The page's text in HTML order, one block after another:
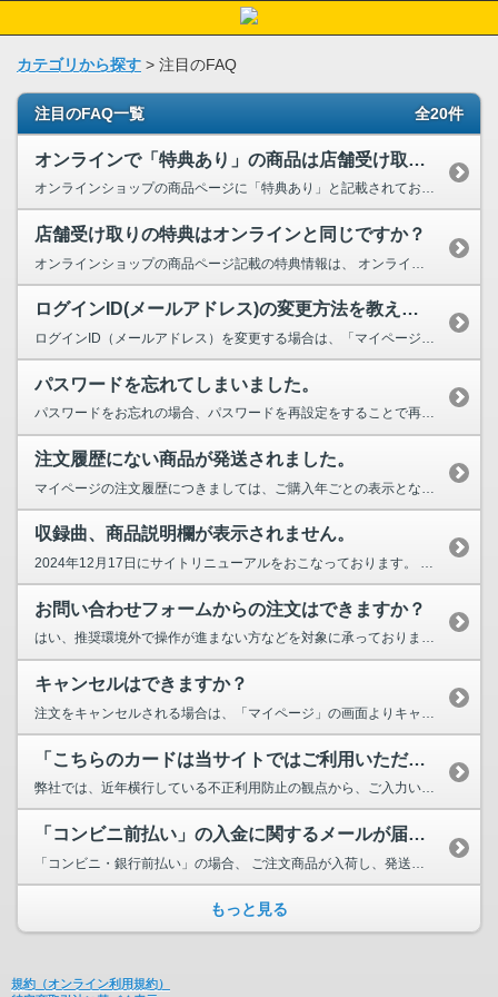
カテゴリから探す > 注目のFAQ
注目のFAQ一覧 全20件
オンラインで「特典あり」の商品は店舗受け取りでも特典が付きますか？
オンラインショップの商品ページに「特典あり」と記載されておりましても、店舗では特典が付かない場...
店舗受け取りの特典はオンラインと同じですか？
ログインID(メールアドレス)の変更方法を教えてください。
ログインID（メールアドレス）を変更する場合は、「マイページ」より以下の手順にてお手続きくださ...
パスワードを忘れてしまいました。
パスワードをお忘れの場合、パスワードを再設定をすることで再度ご利用いただけるようになり...
注文履歴にない商品が発送されました。
収録曲、商品説明欄が表示されません。
2024年12月17日にサイトリニューアルをおこなっております。 商品ページ内の収録曲、説明...
お問い合わせフォームからの注文はできますか？
はい、推奨環境外で操作が進まない方などを対象に承っております。 画面最下部に表示...
キャンセルはできますか？
注文をキャンセルされる場合は、「マイページ」の画面よりキャンセルのお手続きができます。 ...
「こちらのカードは当サイトではご利用いただけません。別のクレジットカードを...
弊社では、近年横行している不正利用防止の観点から、ご入力いただくクレジットカード情報のセキュリ...
「コンビニ前払い」の入金に関するメールが届きません。
もっと見る
規約（オンライン利用規約）